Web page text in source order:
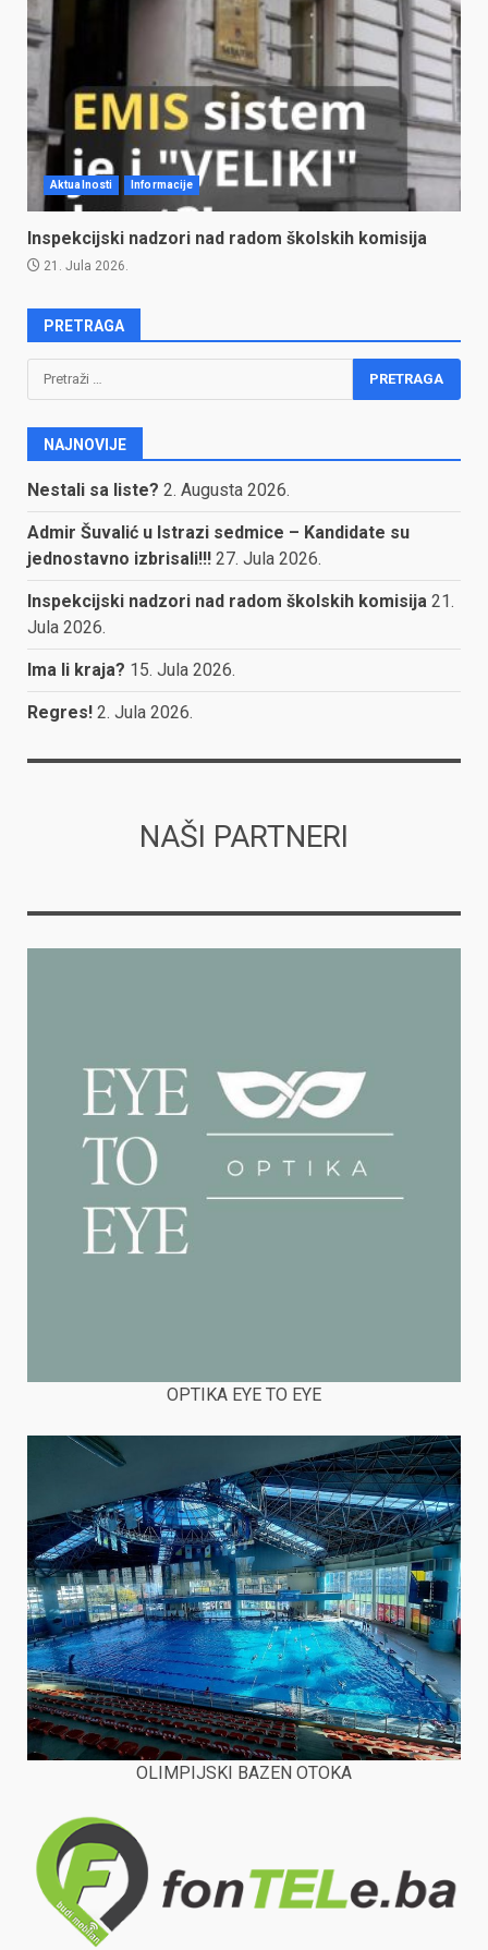
Aktualnosti Informacije
Inspekcijski nadzori nad radom školskih komisija
21. Jula 2026.
PRETRAGA
Pretraga:
NAJNOVIJE
Nestali sa liste? 2. Augusta 2026.
Admir Šuvalić u Istrazi sedmice – Kandidate su
jednostavno izbrisali!!! 27. Jula 2026.
Inspekcijski nadzori nad radom školskih komisija 21.
Jula 2026.
Ima li kraja? 15. Jula 2026.
Regres! 2. Jula 2026.
NAŠI PARTNERI
OPTIKA EYE TO EYE
OLIMPIJSKI BAZEN OTOKA